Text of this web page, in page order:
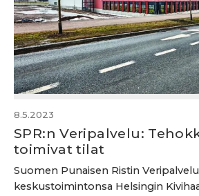
8.5.2023
SPR:n Veripalvelu:
toimivat tilat
Suomen Punaisen Ristin
keskustoimintonsa Helsingin